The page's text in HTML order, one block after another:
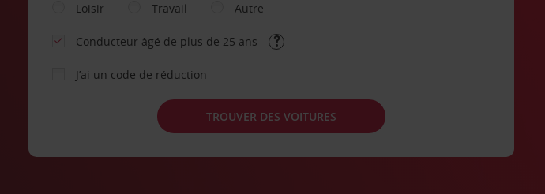
Loisir
Travail Autre
Conducteur âgé de plus de 25 ans
J’ai un code de réduction
TROUVER DES VOITURES